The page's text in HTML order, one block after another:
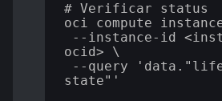
# Verificar status
oci compute
--instance-id
ocid> \
--query
state"'